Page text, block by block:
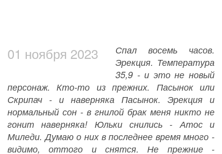
01 ноября 2023
Спал восемь часов.
Эрекция. Температура
35,9 - и это не новый
персонаж. Кто-то из прежних. Пасынок или
Скрипач - и наверняка Пасынок. Эрекция и
нормальный сон - в гнилой брак меня никто не
гонит наверняка! Юльки снились - Атос и
Миледи. Думаю о них в последнее время много -
видимо, оттого и снятся. Не прежние -